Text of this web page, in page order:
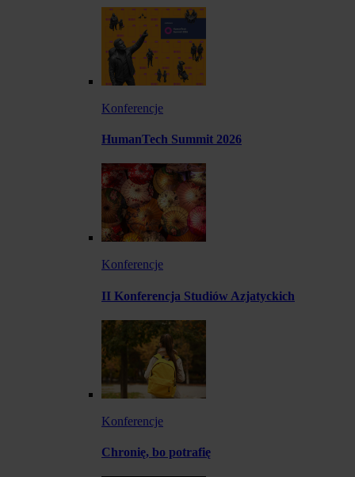
Konferencje
HumanTech Summit 2026
Konferencje
II Konferencja Studiów Azjatyckich
Konferencje
Chronię, bo potrafię